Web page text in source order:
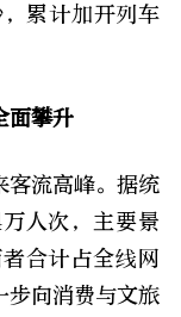
累计加开列车
面攀升
客流高峰。据统
人次，主要景
合计占全线网
向消费与文旅